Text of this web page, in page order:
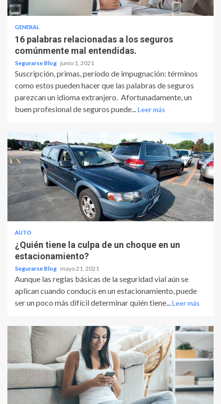
GENERAL
16 palabras relacionadas a los seguros
comúnmente mal entendidas.
Segurarse Blog junio 1, 2021
Suscripción, primas, período de impugnación: términos
como estos pueden hacer que las palabras de seguros
parezcan un idioma extranjero. Afortunadamente, un
buen profesional de seguros puede...Leer más
AUTO
¿Quién tiene la culpa de un choque en un
estacionamiento?
Segurarse Blog mayo 21, 2021
Aunque las reglas básicas de la seguridad vial aún se
aplican cuando conducís en un estacionamiento, puede
ser un poco más difícil determinar quién tiene...Leer más